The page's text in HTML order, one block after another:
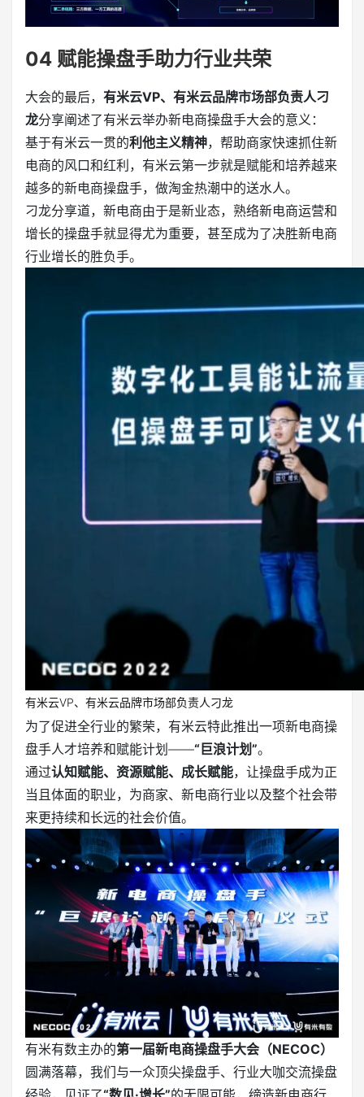
04 赋能操盘手助力行业共荣
大会的最后， 有米云VP、有米云品牌市场部负责人刁
龙分享阐述了有米云举办新电商操盘手大会的意义：
基于有米云一贯的利他主义精神，帮助商家快速抓住新
电商的风口和红利，有米云第一步就是赋能和培养越来
越多的新电商操盘手，做淘金热潮中的送水人。
刁龙分享道，新电商由于是新业态，熟络新电商运营和
增长的操盘手就显得尤为重要，甚至成为了决胜新电商
行业增长的胜负手。
有米云VP、有米云品牌市场部负责人刁龙
为了促进全行业的繁荣，有米云特此推出一项新电商操
盘手人才培养和赋能计划——“巨浪计划”。
通过认知赋能、资源赋能、成长赋能，让操盘手成为正
当且体面的职业，为商家、新电商行业以及整个社会带
来更持续和长远的社会价值。
有米有数主办的第一届新电商操盘手大会（NECOC）
圆满落幕，我们与一众顶尖操盘手、行业大咖交流操盘